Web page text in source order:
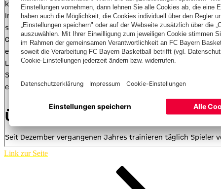
Link zur Seite